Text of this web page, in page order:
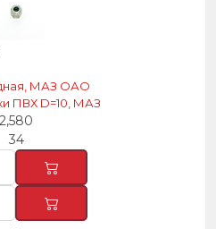
МАЗ ОАО
ПВХ D=10, МАЗ
2,580
34